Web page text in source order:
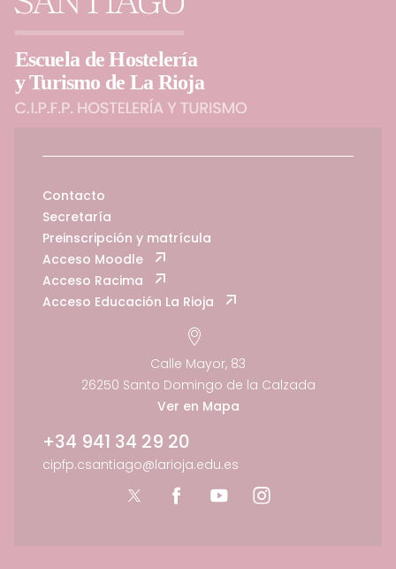
Contacto
Secretaría
Preinscripción y matrícula
Acceso Moodle
Acceso Racima
Acceso Educación La Rioja
Calle Mayor, 83
26250 Santo Domingo de la Calzada
Ver en Mapa
+34 941 34 29 20
cipfp.csantiago@larioja.edu.es